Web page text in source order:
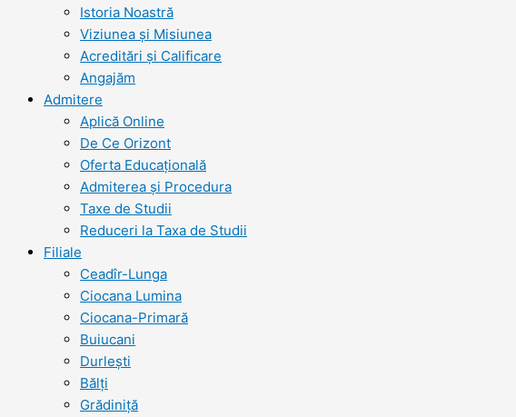
Istoria Noastră
Viziunea şi Misiunea
Acreditări şi Calificare
Angajăm
Admitere
Aplică Online
De Ce Orizont
Oferta Educațională
Admiterea și Procedura
Taxe de Studii
Reduceri la Taxa de Studii
Filiale
Ceadîr-Lunga
Ciocana Lumina
Ciocana-Primară
Buiucani
Durlești
Bălți
Grădiniță